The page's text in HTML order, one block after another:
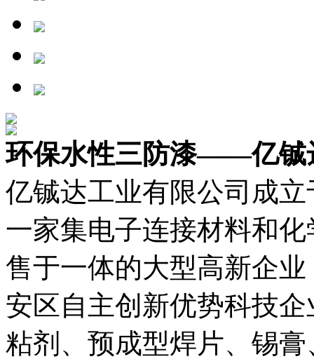
环保水性三防漆——亿铖
亿铖达工业有限公司成
一家集电子连接材料和
售于一体的大型高新企
安区自主创新优势科技
粘剂、预成型焊片、锡